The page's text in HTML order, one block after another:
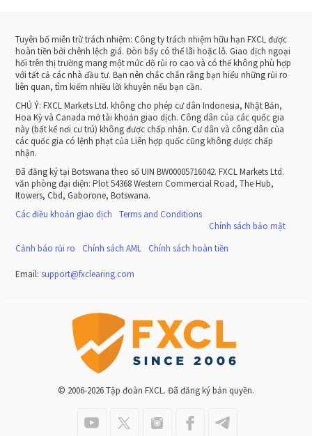
Tuyên bố miễn trừ trách nhiệm: Công ty trách nhiệm hữu hạn FXCL được
hoàn tiền bởi chênh lệch giá. Đòn bẩy có thể lãi hoặc lỗ. Giao dịch ngoại
hối trên thị trường mang một mức độ rủi ro cao và có thể không phù hợp
với tất cả các nhà đầu tư. Bạn nên chắc chắn rằng bạn hiểu những rủi ro
liên quan, tìm kiếm nhiều lời khuyên nếu bạn cần.
CHÚ Ý: FXCL Markets Ltd. không cho phép cư dân Indonesia, Nhật Bản,
Hoa Kỳ và Canada mở tài khoản giao dịch. Công dân của các quốc gia
này (bất kể nơi cư trú) không được chấp nhận. Cư dân và công dân của
các quốc gia có lệnh phạt của Liên hợp quốc cũng không được chấp
nhận.
Đã đăng ký tại Botswana theo số UIN BW00005716042. FXCL Markets Ltd.
văn phòng đại diện: Plot 54368 Western Commercial Road, The Hub,
Itowers, Cbd, Gaborone, Botswana.
Các điều khoản giao dịch
Terms and Conditions
Chính sách bảo mật
Cảnh báo rủi ro
Chính sách AML Chính sách hoàn tiền
Email:support@fxclearing.com
© 2006-2026 Tập đoàn FXCL. Đã đăng ký bản quyền.